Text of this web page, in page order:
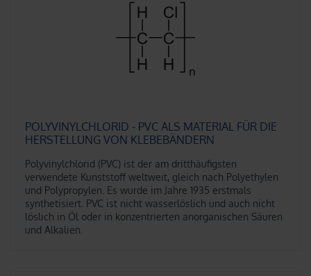
POLYVINYLCHLORID - PVC ALS MATERIAL FÜR DIE
HERSTELLUNG VON KLEBEBÄNDERN
Polyvinylchlorid (PVC) ist der am dritthäufigsten
verwendete Kunststoff weltweit, gleich nach Polyethylen
und Polypropylen. Es wurde im Jahre 1935 erstmals
synthetisiert. PVC ist nicht wasserlöslich und auch nicht
löslich in Öl oder in konzentrierten anorganischen Säuren
und Alkalien.